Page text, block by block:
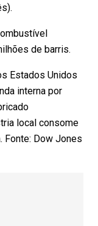
de barris.
Estados Unidos
interna por
local consome
Fonte: Dow Jones